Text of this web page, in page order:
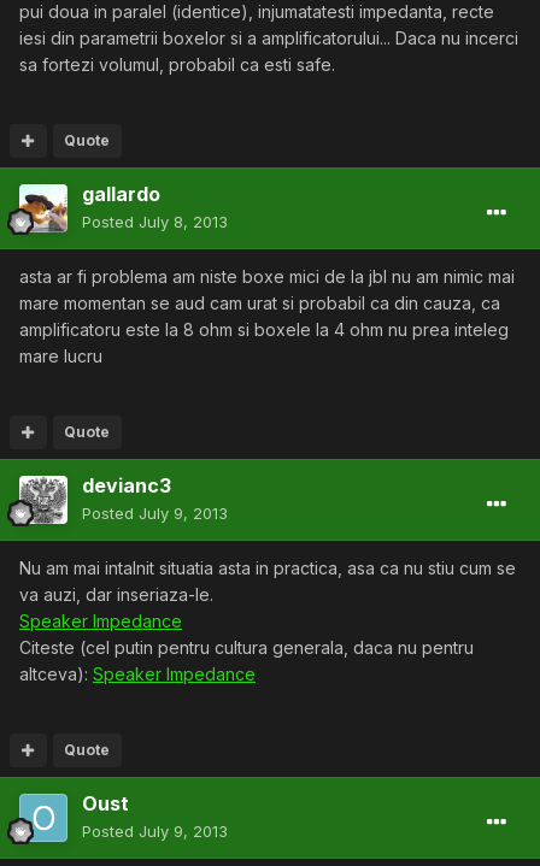
pui doua in paralel (identice), injumatatesti impedanta, recte
iesi din parametrii boxelor si a amplificatorului... Daca nu incerci
sa fortezi volumul, probabil ca esti safe.
Quote
gallardo
Posted July 8, 2013
asta ar fi problema am niste boxe mici de la jbl nu am nimic mai
mare momentan se aud cam urat si probabil ca din cauza, ca
amplificatoru este la 8 ohm si boxele la 4 ohm nu prea inteleg
mare lucru
Quote
devianc3
Posted July 9, 2013
Nu am mai intalnit situatia asta in practica, asa ca nu stiu cum se
va auzi, dar inseriaza-le.
Speaker Impedance
Citeste (cel putin pentru cultura generala, daca nu pentru
altceva): Speaker Impedance
Quote
Oust
Posted July 9, 2013